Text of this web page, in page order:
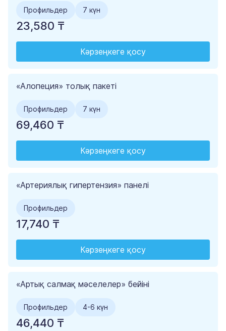
Профильдер 7 күн
23,580 ₸
Кәрзеңкеге қосу
«Алопеция» толық пакеті
Профильдер 7 күн
69,460 ₸
Кәрзеңкеге қосу
«Артериялық гипертензия» панелі
Профильдер
17,740 ₸
Кәрзеңкеге қосу
«Артық салмақ мәселелер» бейіні
Профильдер 4-6 күн
46,440 ₸